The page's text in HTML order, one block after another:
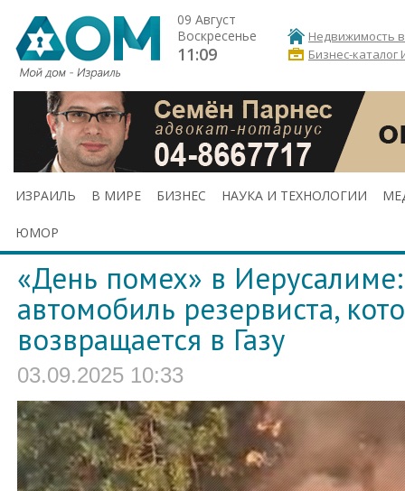
09 Август
Воскресенье
11:09
Недвижимость
Бизнес-каталог
ИЗРАИЛЬ В МИРЕ БИЗНЕС НАУКА И ТЕХНОЛОГИИ
ЮМОР
«День помех» в
автомобиль резервиста,
возвращается в Газу
03.09.2025 10:33